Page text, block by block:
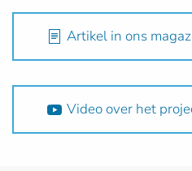
Artikel in ons
Video over het